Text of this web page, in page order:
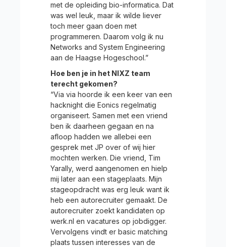
met de opleiding bio-informatica. Dat
was wel leuk, maar ik wilde liever
toch meer gaan doen met
programmeren. Daarom volg ik nu
Networks and System Engineering
aan de Haagse Hogeschool.”
Hoe ben je in het NIXZ team
terecht gekomen?
“Via via hoorde ik een keer van een
hacknight die Eonics regelmatig
organiseert. Samen met een vriend
ben ik daarheen gegaan en na
afloop hadden we allebei een
gesprek met JP over of wij hier
mochten werken. Die vriend, Tim
Yarally, werd aangenomen en hielp
mij later aan een stageplaats. Mijn
stageopdracht was erg leuk want ik
heb een autorecruiter gemaakt. De
autorecruiter zoekt kandidaten op
werk.nl en vacatures op jobdigger.
Vervolgens vindt er basic matching
plaats tussen interesses van de